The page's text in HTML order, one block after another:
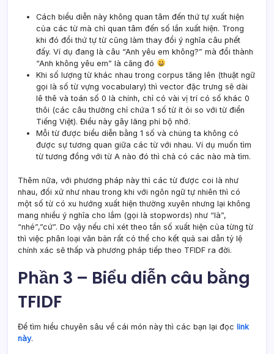
Cách biểu diễn này không quan tâm đến thứ tự xuất hiện
của các từ mà chỉ quan tâm đến số lần xuất hiện. Trong
khi đó đổi thứ tự từ cũng làm thay đổi ý nghĩa câu phết
đấy. Ví dụ đang là câu “Anh yêu em không?” mà đổi thành
“Anh không yêu em” là căng đó
Khi số lượng từ khác nhau trong corpus tăng lên (thuật ngữ
gọi là số từ vựng vocabulary) thì vector đặc trưng sẽ dài
lê thê và toán số 0 là chính, chỉ có vài vị trí có số khác 0
thôi (các câu thường chỉ chứa 1 số từ ít ỏi so với từ điển
Tiếng Việt). Điều này gây lãng phí bộ nhớ.
Mỗi từ được biểu diễn bằng 1 số và chúng ta không có
được sự tương quan giữa các từ với nhau. Ví dụ muốn tìm
từ tương đồng với từ A nào đó thì chả có các nào mà tìm.
Thêm nữa, với phương pháp này thì các từ được coi là như
nhau, đối xử như nhau trong khi với ngôn ngữ tự nhiên thì có
một số từ có xu hướng xuất hiện thường xuyên nhưng lại không
mang nhiều ý nghĩa cho lắm (gọi là stopwords) như “là”,
“nhé”,”cứ”. Do vậy nếu chỉ xét theo tần số xuất hiện của từng từ
thì việc phân loại văn bản rất có thể cho kết quả sai dẫn tỷ lệ
chính xác sẽ thấp và phương pháp tiếp theo TFIDF ra đời.
Phần 3 – Biểu diễn câu bằng
TFIDF
Để tìm hiểu chuyên sâu về cái món này thì các bạn lại đọc link
này.